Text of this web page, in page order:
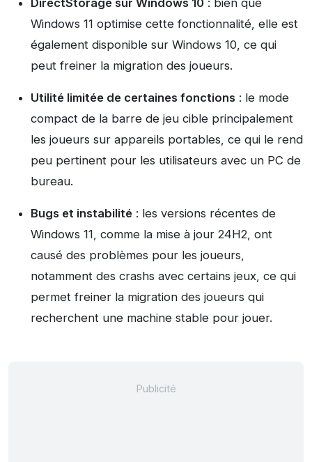
DirectStorage sur Windows 10 : bien que
Windows 11 optimise cette fonctionnalité, elle est
également disponible sur Windows 10, ce qui
peut freiner la migration des joueurs.
Utilité limitée de certaines fonctions : le mode
compact de la barre de jeu cible principalement
les joueurs sur appareils portables, ce qui le rend
peu pertinent pour les utilisateurs avec un PC de
bureau.
Bugs et instabilité : les versions récentes de
Windows 11, comme la mise à jour 24H2, ont
causé des problèmes pour les joueurs,
notamment des crashs avec certains jeux, ce qui
permet freiner la migration des joueurs qui
recherchent une machine stable pour jouer.